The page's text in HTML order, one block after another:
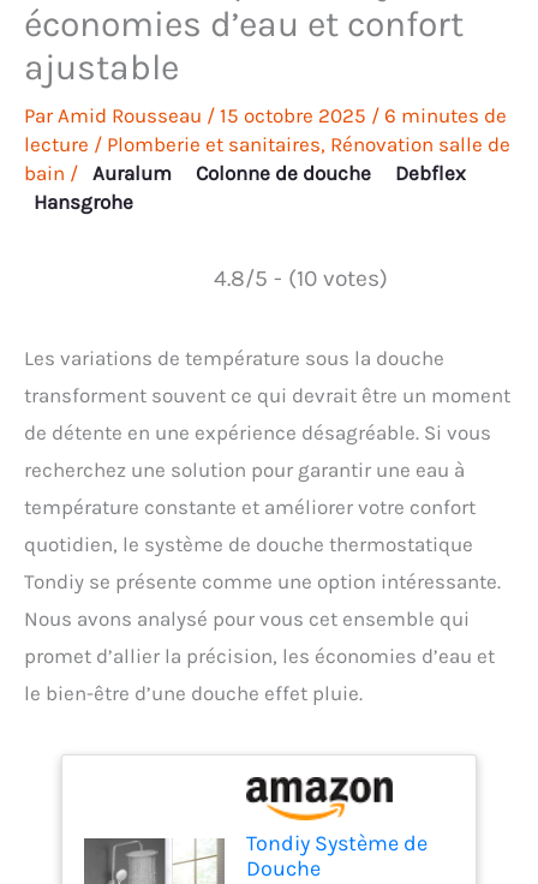
économies d’eau et confort
ajustable
ParAmid Rousseau / 15 octobre 2025 / 6 minutes de
lecture / Plomberie et sanitaires, Rénovation salle de
bain / Auralum Colonne de douche
Debflex
Hansgrohe
4.8/5 - (10 votes)
Les variations de température sous la douche
transforment souvent ce qui devrait être un moment
de détente en une expérience désagréable. Si vous
recherchez une solution pour garantir une eau à
température constante et améliorer votre confort
quotidien, le système de douche thermostatique
Tondiy se présente comme une option intéressante.
Nous avons analysé pour vous cet ensemble qui
promet d’allier la précision, les économies d’eau et
le bien-être d’une douche effet pluie.
Tondiy Système de
Douche